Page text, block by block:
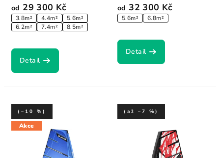
od 29 300 Kč
3.8m² 4.4m²
5.6m²
6.2m²
7.4m² 8.5m²
Detail
od 32 300 Kč
5.6m² 6.8m²
Detail
Akce
(–10 %) (až –7 %)